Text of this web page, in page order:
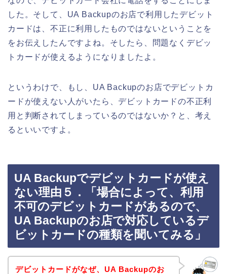
した。そして、UA Backupのお店で利用したデビット
カードは、不正に利用したものではないということを
をお伝えしたんですよね。そしたら、問題なくデビッ
トカードが使えるようになりましたよ。
というわけで、もし、UA Backupのお店でデビットカ
ードが使えない人がいたら、デビットカードの不正利
用と判断されてしまっているのではないか？と、考え
るといいですよ。
UA Backupでデビットカードが使え
ない理由５．「場合によって、利用
不可のデビットカードがあるので、
UA Backupのお店で対応しているデ
ビットカードの種類を聞いてみる」
デビットカードがなぜ、UA Backupのお